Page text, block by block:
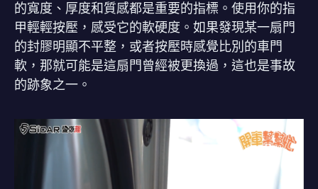
的寬度、厚度和質感都是重要的指標。使用你的指
甲輕輕按壓，感受它的軟硬度。如果發現某一扇門
的封膠明顯不平整，或者按壓時感覺比別的車門
軟，那就可能是這扇門曾經被更換過，這也是事故
的跡象之一。